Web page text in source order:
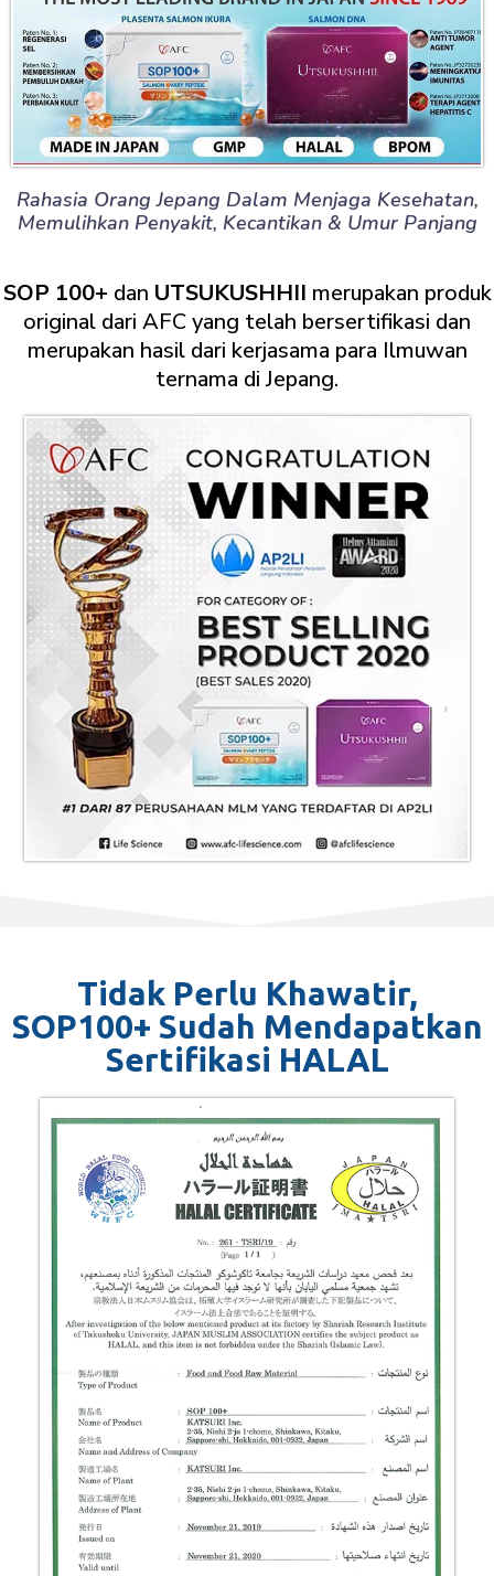
Rahasia Orang Jepang Dalam Menjaga Kesehatan,
Memulihkan Penyakit, Kecantikan & Umur Panjang
SOP 100+ dan UTSUKUSHHII merupakan produk
original dari AFC yang telah bersertifikasi dan
merupakan hasil dari kerjasama para Ilmuwan
ternama di Jepang.
Tidak Perlu Khawatir,
SOP100+ Sudah Mendapatkan
Sertifikasi HALAL